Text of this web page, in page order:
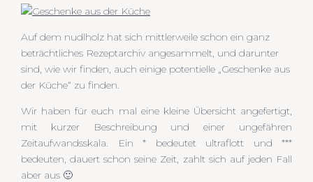
Auf dem nudlholz hat sich mittlerweile schon ein ganz
beträchtliches Rezeptarchiv angesammelt, und darunter
sind, wie wir finden, auch einige potentielle „Geschenke aus
der Küche“ zu finden.
Wir haben für euch mal eine kleine Übersicht angefertigt,
mit kurzer Beschreibung und einer ungefähren
Zeitaufwandsskala. Ein * bedeutet ultraflott und ***
bedeuten, dauert schon seine Zeit, zahlt sich auf jeden Fall
aber aus 🙂